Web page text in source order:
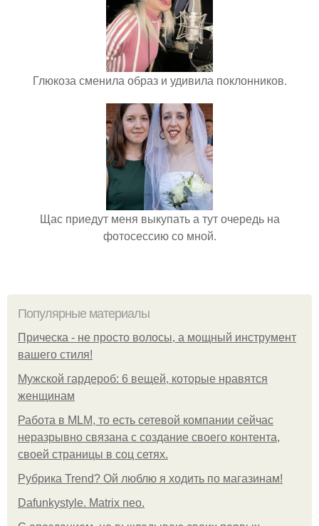
Глюкоза сменила образ и удивила поклонников.
Щас приедут меня выкупать а тут очередь на
фотосессию со мной.
Популярные материалы
Прическа - не просто волосы, а мощный инструмент
вашего стиля!
Мужской гардероб: 6 вещей, которые нравятся
женщинам
Работа в MLM, то есть сетевой компании сейчас
неразрывно связана с создание своего контента,
своей страницы в соц сетях.
Рубрика Trend? Ой люблю я ходить по магазинам!
Dafunkystyle. Matrix neo.